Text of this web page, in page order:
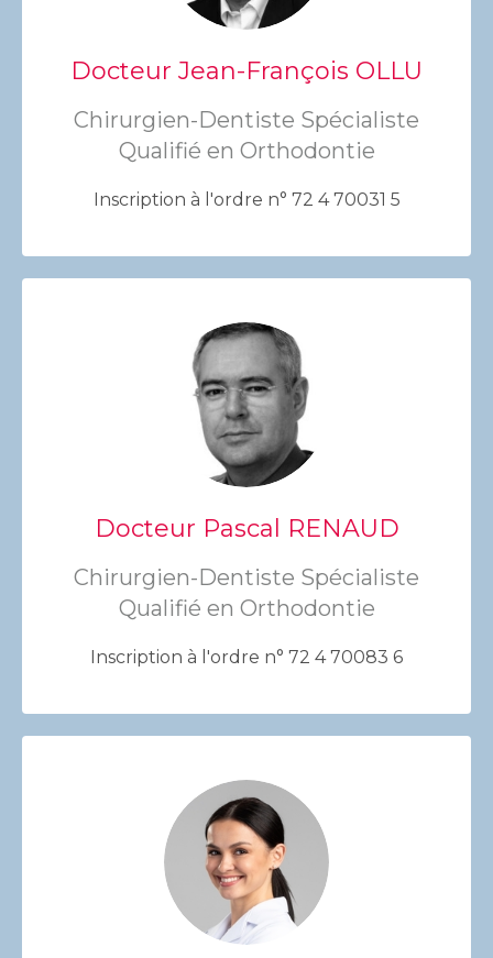
Docteur Jean-François OLLU
Chirurgien-Dentiste Spécialiste
Qualifié en Orthodontie
Inscription à l'ordre n° 72 4 70031 5
Docteur Pascal RENAUD
Chirurgien-Dentiste Spécialiste
Qualifié en Orthodontie
Inscription à l'ordre n° 72 4 70083 6